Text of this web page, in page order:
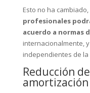
Esto no ha
profesionales
acuerdo a normas
internacionalmente,
independientes de
Reducción